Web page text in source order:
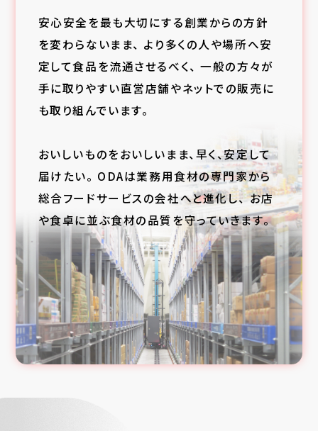
安心安全を最も大切にする創業からの方針
を変わらないまま、 より多くの人や場所へ安
定して食品を流通させるべく、 一般の方々が
手に取りやすい直営店舗やネットでの販売に
も取り組んでいます。
おいしいものをおいしいまま、早く、安定して
届けたい。 ODAは業務用食材の専門家から
総合フードサービスの会社へと進化し、お店
や食卓に並ぶ食材の品質を守っていきます。